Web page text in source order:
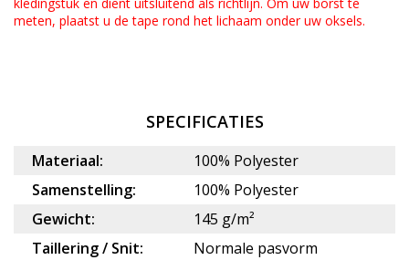
meten, plaatst u de tape rond het lichaam onder uw oksels.
SPECIFICATIES
Materiaal:
100% Polyester
Samenstelling:
100% Polyester
Gewicht:
145 g/m²
Taillering / Snit:
Normale pasvorm